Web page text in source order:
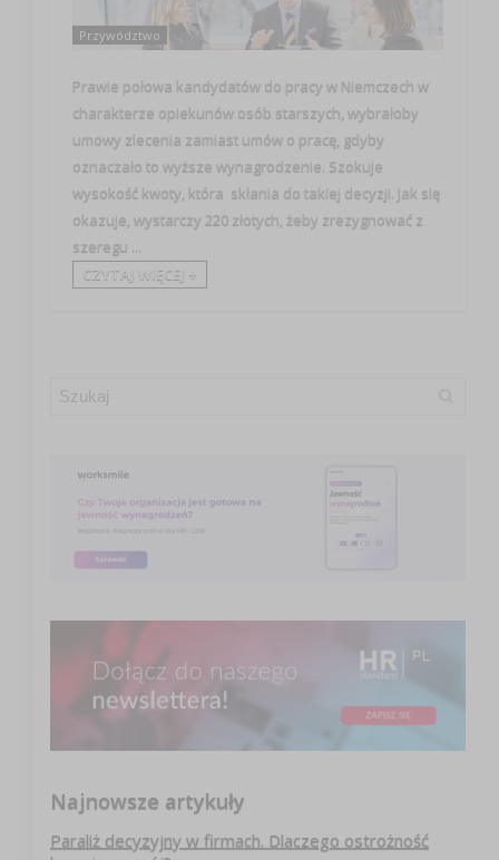
Przywództwo
Prawie połowa kandydatów do pracy w Niemczech w
charakterze opiekunów osób starszych, wybrałoby
umowy zlecenia zamiast umów o pracę, gdyby
oznaczało to wyższe wynagrodzenie. Szokuje
wysokość kwoty, która skłania do takiej decyzji. Jak się
okazuje, wystarczy 220 złotych, żeby zrezygnować z
szeregu ...
CZYTAJ WIĘCEJ +
Najnowsze artykuły
Paraliż decyzyjny w firmach. Dlaczego ostrożność